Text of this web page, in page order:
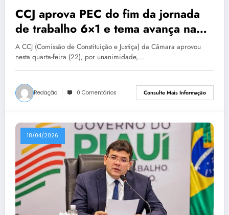
CCJ aprova PEC do fim da jornada
de trabalho 6×1 e tema avança na
Câmara
A CCJ (Comissão de Constituição e Justiça) da Câmara aprovou
nesta quarta-feira (22), por unanimidade,…
Redação 0 Comentários Consulte Mais Informação
18/04/2026